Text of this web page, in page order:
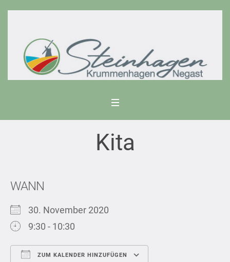
Kita
WANN
30. November 2020
9:30 - 10:30
ZUM KALENDER HINZUFÜGEN